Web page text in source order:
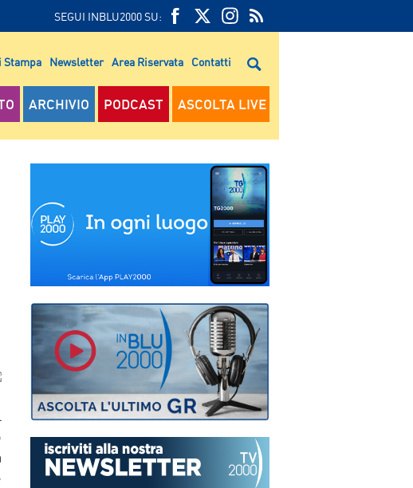
SEGUI INBLU2000 SU:
FEED
RSS
RSS
Stampa Newsletter Area Riservata Contatti
ARCHIVIO PODCAST ASCOLTA LIVE